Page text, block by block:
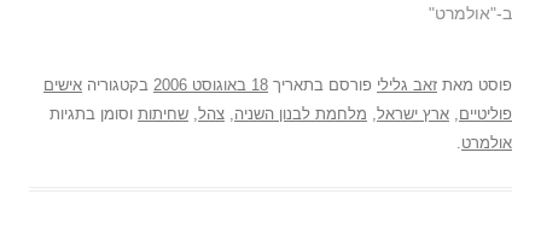
ב-"אולמרט"
פוסט מאת זאב גלילי פורסם בתאריך 18 באוגוסט 2006 בקטגוריה אישים
פוליטיים ארץ ישראל מלחמת לבנון השניה צהל שחיתות וסומן בתגיות
אולמרט